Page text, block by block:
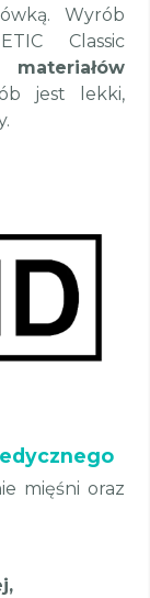
Wyrób
Classic
jest lekki,
mięśni oraz